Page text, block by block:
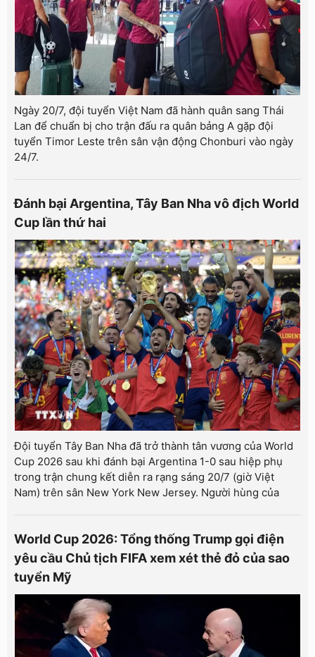
Ngày 20/7, đội tuyển Việt Nam đã hành quân sang Thái
Lan để chuẩn bị cho trận đấu ra quân bảng A gặp đội
tuyển Timor Leste trên sân vận động Chonburi vào ngày
24/7.
Đánh bại Argentina, Tây Ban Nha vô địch World
Cup lần thứ hai
Đội tuyển Tây Ban Nha đã trở thành tân vương của World
Cup 2026 sau khi đánh bại Argentina 1-0 sau hiệp phụ
trong trận chung kết diễn ra rạng sáng 20/7 (giờ Việt
Nam) trên sân New York New Jersey. Người hùng của
World Cup 2026: Tổng thống Trump gọi điện
yêu cầu Chủ tịch FIFA xem xét thẻ đỏ của sao
tuyển Mỹ